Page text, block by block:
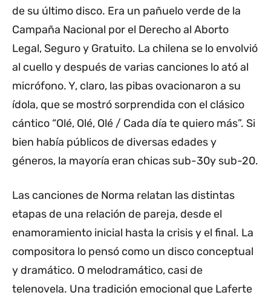
de su último disco. Era un pañuelo verde de la
Campaña Nacional por el Derecho al Aborto
Legal, Seguro y Gratuito. La chilena se lo envolvió
al cuello y después de varias canciones lo ató al
micrófono. Y, claro, las pibas ovacionaron a su
ídola, que se mostró sorprendida con el clásico
cántico “Olé, Olé, Olé / Cada día te quiero más”. Si
bien había públicos de diversas edades y
géneros, la mayoría eran chicas sub-30y sub-20.
Las canciones de Norma relatan las distintas
etapas de una relación de pareja, desde el
enamoramiento inicial hasta la crisis y el final. La
compositora lo pensó como un disco conceptual
y dramático. O melodramático, casi de
telenovela. Una tradición emocional que Laferte